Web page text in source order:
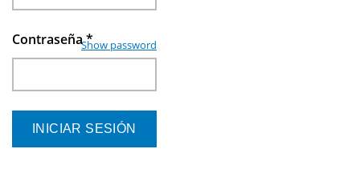
Contraseña*
Show password